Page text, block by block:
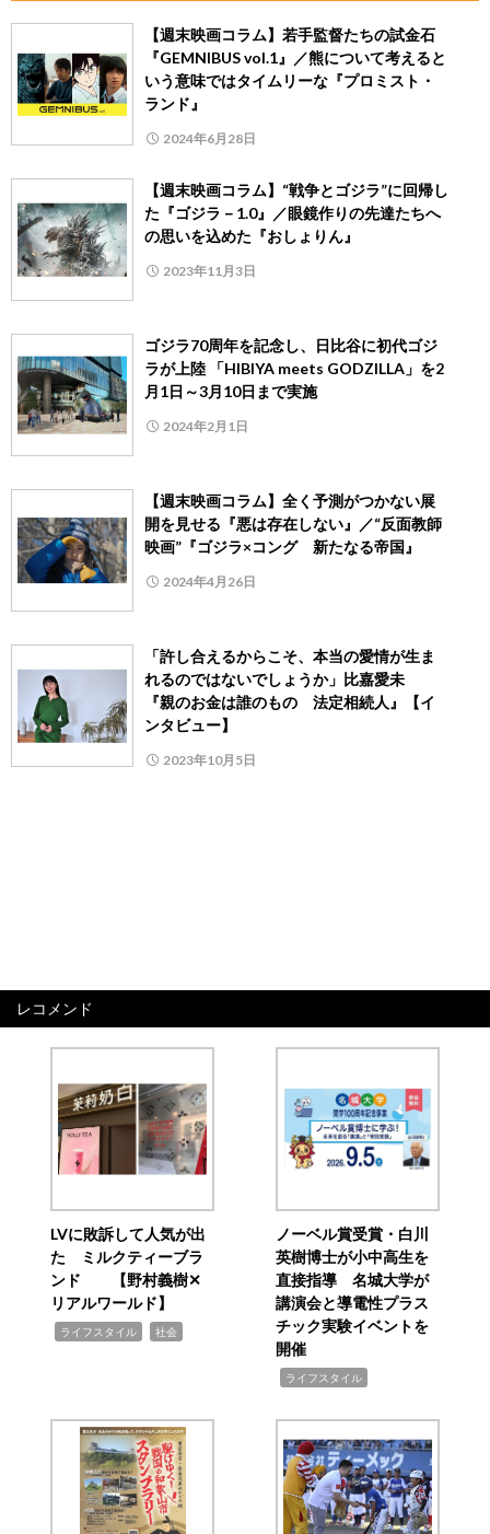
【週末映画コラム】若手監督たちの試金石
『GEMNIBUS vol.1』／熊について考えると
いう意味ではタイムリーな『プロミスト・
ランド』
2024年6月28日
【週末映画コラム】“戦争とゴジラ”に回帰し
た『ゴジラ－1.0』／眼鏡作りの先達たちへ
の思いを込めた『おしょりん』
2023年11月3日
ゴジラ70周年を記念し、日比谷に初代ゴジ
ラが上陸 「HIBIYA meets GODZILLA」を2
月1日～3月10日まで実施
2024年2月1日
【週末映画コラム】全く予測がつかない展
開を見せる『悪は存在しない』／“反面教師
映画”『ゴジラ×コング 新たなる帝国』
2024年4月26日
「許し合えるからこそ、本当の愛情が生ま
れるのではないでしょうか」比嘉愛未
『親のお金は誰のもの 法定相続人』【イ
ンタビュー】
2023年10月5日
レコメンド
LVに敗訴して人気が出
た ミルクティーブラ
ンド 【野村義樹✕
リアルワールド】
ライフスタイル 社会
ノーベル賞受賞・白川
英樹博士が小中高生を
直接指導 名城大学が
講演会と導電性プラス
チック実験イベントを
開催
ライフスタイル